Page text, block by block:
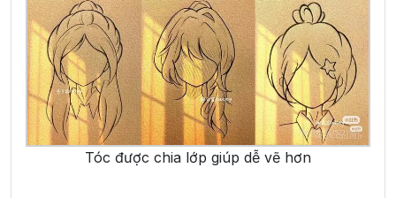
Tóc được chia lớp giúp dễ vẽ hơn